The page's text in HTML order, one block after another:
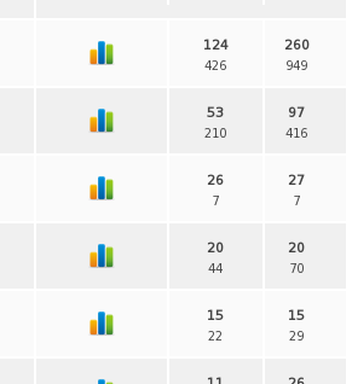
124
426
260
949
53
210
97
416
26
7
27
7
20
44
20
70
15
22
15
29